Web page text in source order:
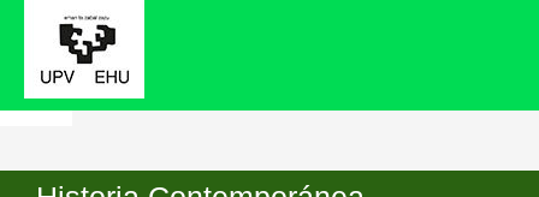
Inicio Archivos Núm. 45 (2012): Nacionalismo